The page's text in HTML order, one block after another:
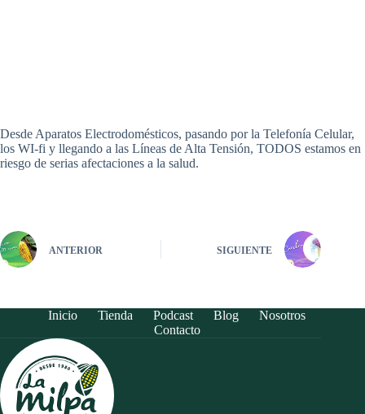
Desde Aparatos Electrodomésticos, pasando por la Telefonía Celular,
los WI-fi y llegando a las Líneas de Alta Tensión, TODOS estamos en
riesgo de serias afectaciones a la salud.
ANTERIOR SIGUIENTE
Inicio Tienda Podcast Blog
Nosotros
Contacto